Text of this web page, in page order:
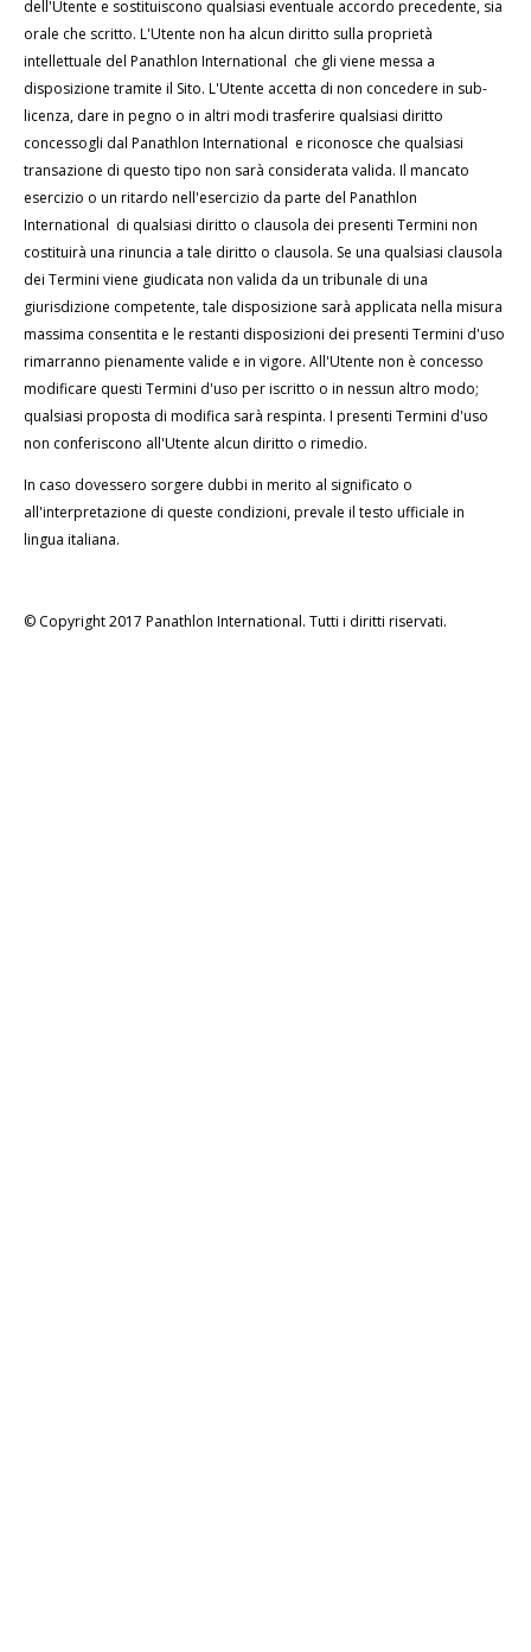
dell'Utente e sostituiscono qualsiasi eventuale accordo precedente, sia
orale che scritto. L'Utente non ha alcun diritto sulla proprietà
intellettuale del Panathlon International che gli viene messa a
disposizione tramite il Sito. L'Utente accetta di non concedere in sub-
licenza, dare in pegno o in altri modi trasferire qualsiasi diritto
concessogli dal Panathlon International e riconosce che qualsiasi
transazione di questo tipo non sarà considerata valida. Il mancato
esercizio o un ritardo nell'esercizio da parte del Panathlon
International di qualsiasi diritto o clausola dei presenti Termini non
costituirà una rinuncia a tale diritto o clausola. Se una qualsiasi clausola
dei Termini viene giudicata non valida da un tribunale di una
giurisdizione competente, tale disposizione sarà applicata nella misura
massima consentita e le restanti disposizioni dei presenti Termini d'uso
rimarranno pienamente valide e in vigore. All'Utente non è concesso
modificare questi Termini d'uso per iscritto o in nessun altro modo;
qualsiasi proposta di modifica sarà respinta. I presenti Termini d'uso
non conferiscono all'Utente alcun diritto o rimedio.
In caso dovessero sorgere dubbi in merito al significato o
all'interpretazione di queste condizioni, prevale il testo ufficiale in
lingua italiana.
© Copyright 2017 Panathlon International. Tutti i diritti riservati.